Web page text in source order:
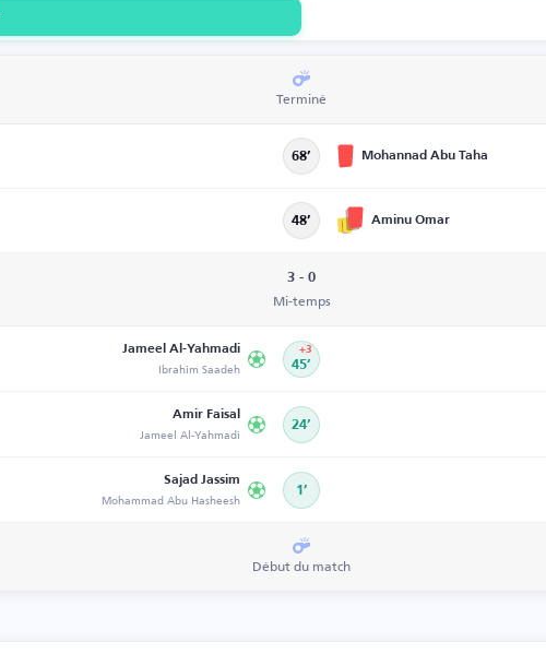
Terminé
68’ Mohannad Abu Taha
48’ Aminu Omar
3 - 0
Mi-temps
Jameel Al-Yahmadi
Ibrahim Saadeh 45’
+3
Amir Faisal
Jameel Al-Yahmadi 24’
Sajad Jassim
Mohammad Abu Hasheesh 1’
Début du match